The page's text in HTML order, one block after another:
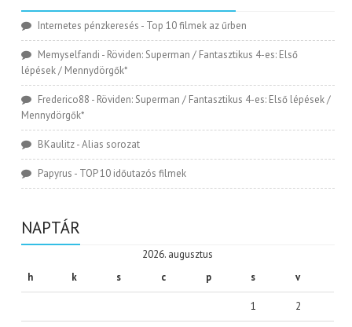
Internetes pénzkeresés - Top 10 filmek az űrben
Memyselfandi - Röviden: Superman / Fantasztikus 4-es: Első
lépések / Mennydörgők*
Frederico88 - Röviden: Superman / Fantasztikus 4-es: Első lépések /
Mennydörgők*
BKaulitz-Alias sorozat
Papyrus - TOP 10 időutazós filmek
NAPTÁR
2026. augusztus
h
k s c p s v
1 2